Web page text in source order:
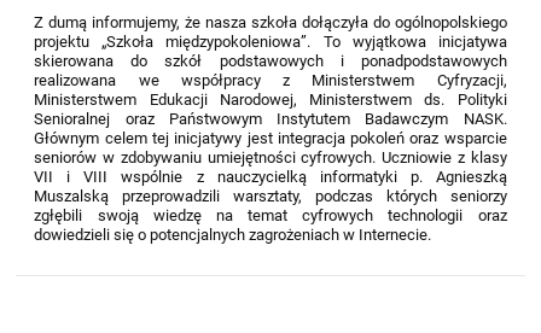
Z dumą informujemy, że nasza szkoła dołączyła do ogólnopolskiego
projektu „Szkoła międzypokoleniowa”. To wyjątkowa inicjatywa
skierowana do szkół podstawowych i ponadpodstawowych
realizowana we współpracy z Ministerstwem Cyfryzacji,
Ministerstwem Edukacji Narodowej, Ministerstwem ds. Polityki
Senioralnej oraz Państwowym Instytutem Badawczym NASK.
Głównym celem tej inicjatywy jest integracja pokoleń oraz wsparcie
seniorów w zdobywaniu umiejętności cyfrowych. Uczniowie z klasy
VII i VIII wspólnie z nauczycielką informatyki p. Agnieszką
Muszalską przeprowadzili warsztaty, podczas których seniorzy
zgłębili swoją wiedzę na temat cyfrowych technologii oraz
dowiedzieli się o potencjalnych zagrożeniach w Internecie.